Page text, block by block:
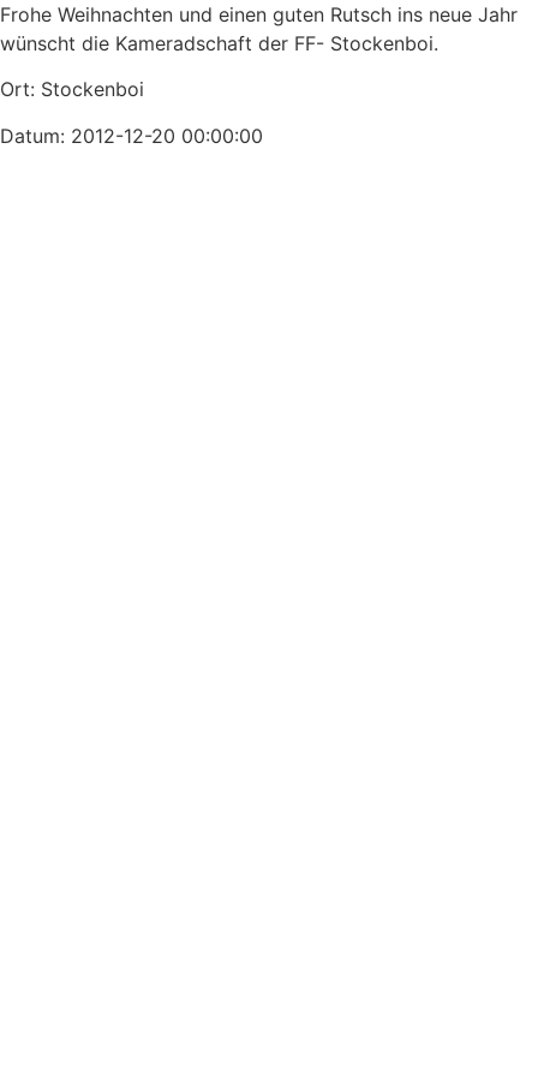
Frohe Weihnachten und einen guten Rutsch ins neue Jahr
wünscht die Kameradschaft der FF- Stockenboi.
Ort: Stockenboi
Datum: 2012-12-20 00:00:00